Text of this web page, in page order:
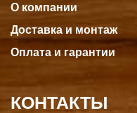
О компании
Доставка и монтаж
Оплата и гарантии
КОНТАКТЫ